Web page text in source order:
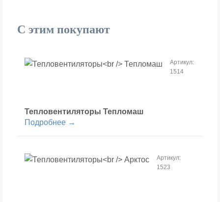
С этим покупают
Артикул:
1514
Тепловентиляторы Тепломаш
Подробнее →
Артикул:
1523